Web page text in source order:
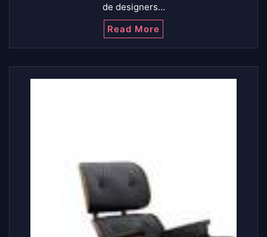
de designers…
Read More